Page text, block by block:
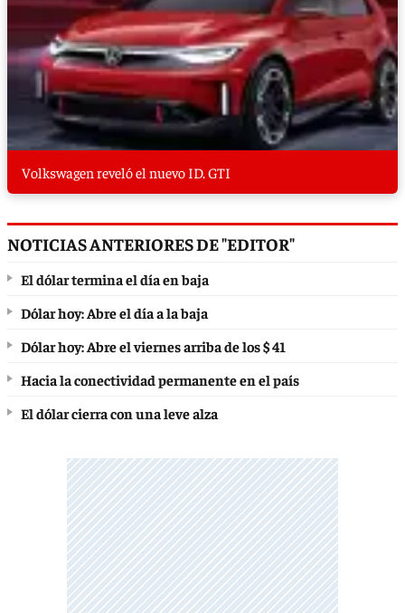
Volkswagen reveló el nuevo ID. GTI
NOTICIAS ANTERIORES DE "EDITOR"
El dólar termina el día en baja
Dólar hoy: Abre el día a la baja
Dólar hoy: Abre el viernes arriba de los $ 41
Hacia la conectividad permanente en el país
El dólar cierra con una leve alza